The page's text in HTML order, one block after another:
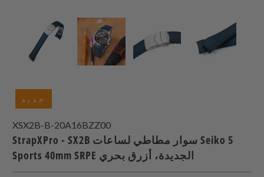
جديد
XSX2B-B-20A16BZZ00
StrapXPro - SX2B سوار مطاطي لساعات Seiko 5
Sports 40mm SRPE الجديدة، أزرق بحري